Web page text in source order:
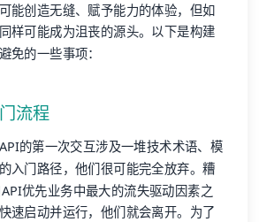
能创造无缝、赋予能力的体验，但如
样可能成为沮丧的源头。以下是构建
免的一些事项：
流程
的第一次交互涉及一堆技术术语、模
入门路径，他们很可能完全放弃。糟
优先业务中最大的流失驱动因素之
速启动并运行，他们就会离开。为了